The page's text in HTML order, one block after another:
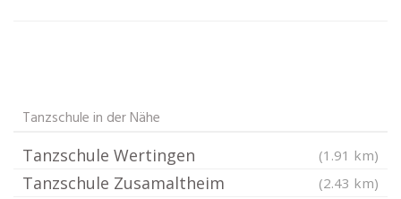
Tanzschule in der Nähe
Tanzschule Wertingen (1.91 km)
Tanzschule Zusamaltheim (2.43 km)